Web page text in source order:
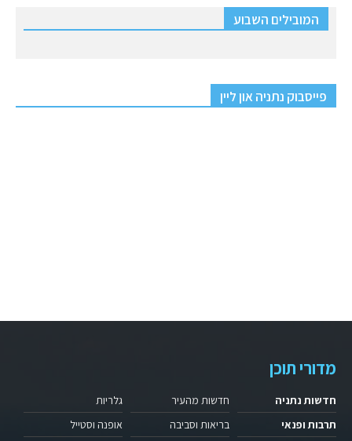
המובילים השבוע
פייסבוק נתניה און ליין
מדורי תוכן
חדשות נתניה
תרבות ופנאי
חדשות מהעיר
בריאות וסביבה
גלריות
אופנה וסטייל